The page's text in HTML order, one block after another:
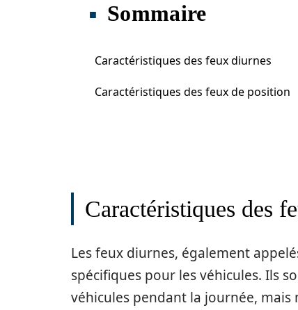
Sommaire
Caractéristiques des feux diurnes
Caractéristiques des feux de position
Caractéristiques des
Les feux diurnes, également
spécifiques pour les véhicules. Ils
véhicules pendant la journée, mais